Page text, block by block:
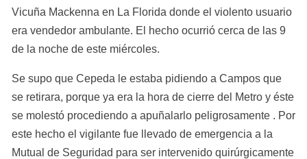
Vicuña Mackenna en La Florida donde el violento usuario
era vendedor ambulante. El hecho ocurrió cerca de las 9
de la noche de este miércoles.
Se supo que Cepeda le estaba pidiendo a Campos que
se retirara, porque ya era la hora de cierre del Metro y éste
se molestó procediendo a apuñalarlo peligrosamente . Por
este hecho el vigilante fue llevado de emergencia a la
Mutual de Seguridad para ser intervenido quirúrgicamente